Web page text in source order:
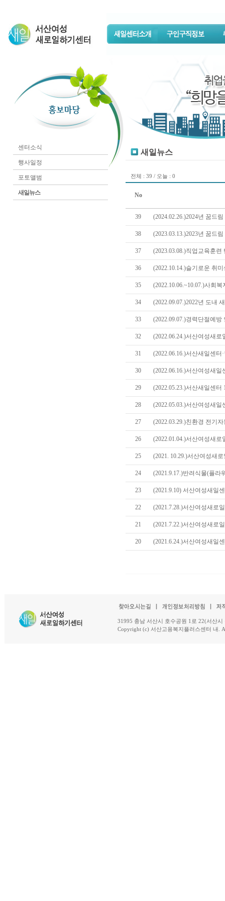
센터소식
행사일정
포토앨범
새일뉴스
새일뉴스
전체 : 39 / 오늘 : 0
No
39 (2024.02.26.)2024년 꿈드
38 (2023.03.13.)2023년 꿈드
37 (2023.03.08.)직업교육훈
36 (2022.10.14.)슬기로운 취
35 (2022.10.06.~10.07.)사회
34 (2022.09.07.)2022년 도내
33 (2022.09.07.)경력단절예
32 (2022.06.24.)서산여성새
31 (2022.06.16.)서산새일센
30 (2022.06.16.)서산여성새
29 (2022.05.23.)서산새일센
28 (2022.05.03.)서산여성새
27 (2022.03.29.)친환경 전기
26 (2022.01.04.)서산여성새
25 (2021. 10.29.)서산여성새
24 (2021.9.17.)반려식물(플라
23 (2021.9.10) 서산여성새일
22 (2021.7.28.)서산여성새로
21 (2021.7.22.)서산여성새로
20 (2021.6.24.)서산여성새일
31995 충남 서산시 호수공원 1로 22(서산
Copyright (c) 서산고용복지플러스센터 내.